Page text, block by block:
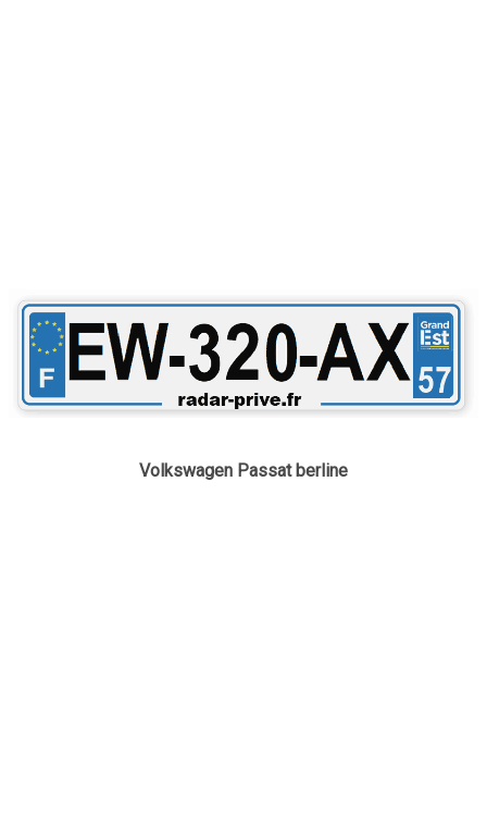
Volkswagen Passat berline